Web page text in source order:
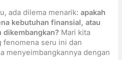
ada dilema menarik:apakah
kebutuhan finansial, atau
dikembangkan? Mari kita
fenomena seru ini dan
menyeimbangkannya dengan